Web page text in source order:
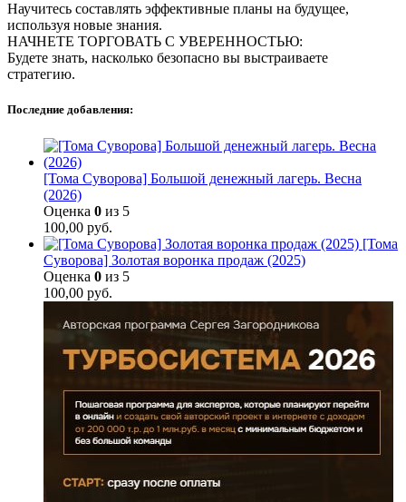
Научитесь составлять эффективные планы на будущее,
используя новые знания.
НАЧНЕТЕ ТОРГОВАТЬ С УВЕРЕННОСТЬЮ:
Будете знать, насколько безопасно вы выстраиваете
стратегию.
Последние добавления:
[Тома Суворова] Большой денежный лагерь. Весна
(2026)
Оценка 0 из 5
100,00 руб.
[Тома
Суворова] Золотая воронка продаж (2025)
Оценка 0 из 5
100,00 руб.